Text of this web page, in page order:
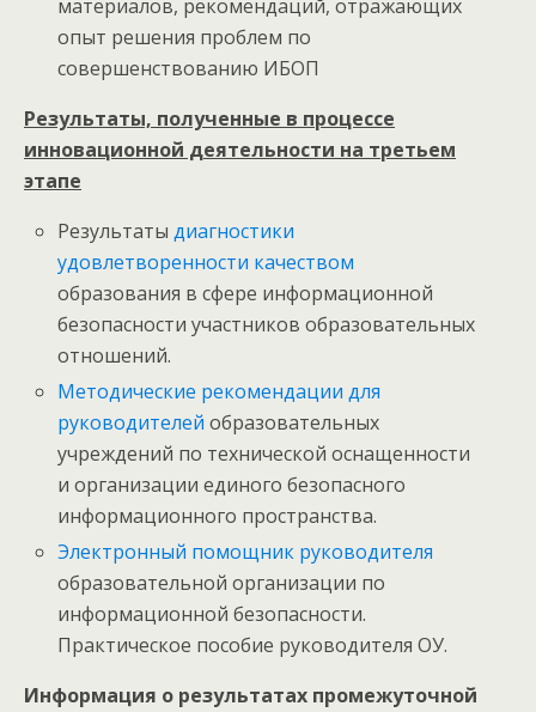
материалов, рекомендаций, отражающих
опыт решения проблем по
совершенствованию ИБОП
Результаты, полученные в процессе
инновационной деятельности на третьем
этапе
Результатыдиагностики
удовлетворенности качеством
образования в сфере информационной
безопасности участников образовательных
отношений.
Методические рекомендации для
руководителей образовательных
учреждений по технической оснащенности
и организации единого безопасного
информационного пространства.
Электронный помощник руководителя
образовательной организации по
информационной безопасности.
Практическое пособие руководителя ОУ.
Информация о результатах промежуточной